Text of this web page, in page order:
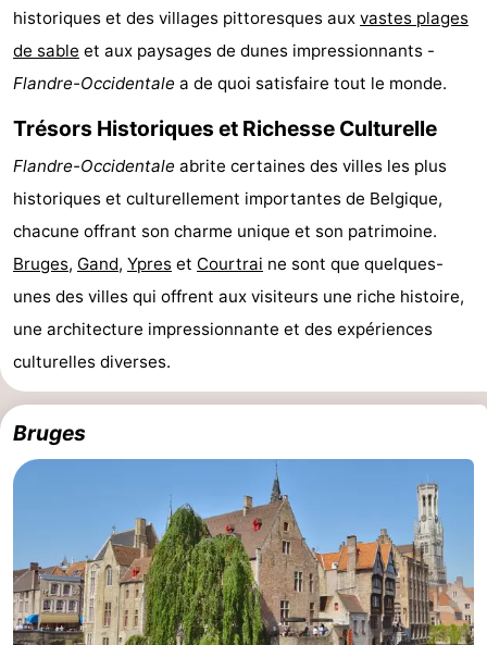
Blankenberger
Duinen
-
Center
De
Hôtels
minutes
Plages
et
Lieux
Musées
-
Monuments
-
de
vue
-
Croisières
-
historiques et des villages pittoresques aux vastes plages
de sable et aux paysages de dunes impressionnants -
Flandre-Occidentale a de quoi satisfaire tout le monde.
Trésors Historiques et Richesse Culturelle
Flandre-Occidentale abrite certaines des villes les plus
historiques et culturellement importantes de Belgique,
chacune offrant son charme unique et son patrimoine.
Bruges, Gand, Ypres et Courtrai ne sont que quelques-
unes des villes qui offrent aux visiteurs une riche histoire,
une architecture impressionnante et des expériences
culturelles diverses.
Bruges